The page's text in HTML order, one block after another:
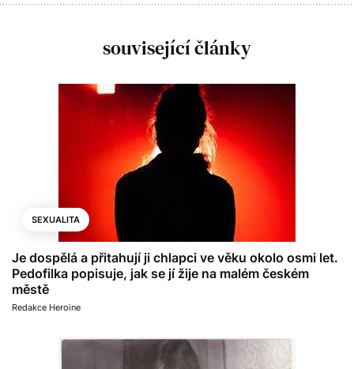
související články
SEXUALITA
Je dospělá a přitahují ji chlapci ve věku okolo osmi let.
Pedofilka popisuje, jak se jí žije na malém českém
městě
Redakce Heroine